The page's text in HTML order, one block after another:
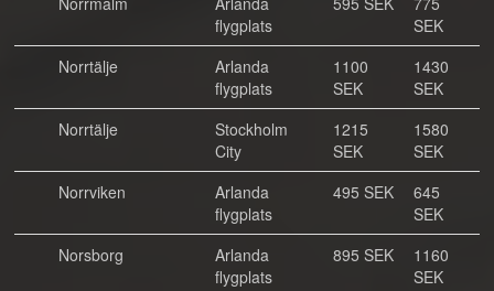
flygplats
SEK
Norrtälje
Arlanda
flygplats
1100
SEK
1430
SEK
Norrtälje
Stockholm
City
1215
SEK
1580
SEK
Norrviken
Arlanda
flygplats
495 SEK
645
SEK
Norsborg
Arlanda
flygplats
895 SEK
1160
SEK